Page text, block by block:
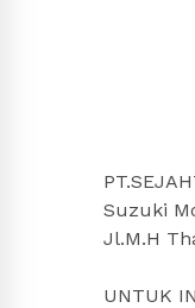
Suzuki
Jl.M.H
UNTUK